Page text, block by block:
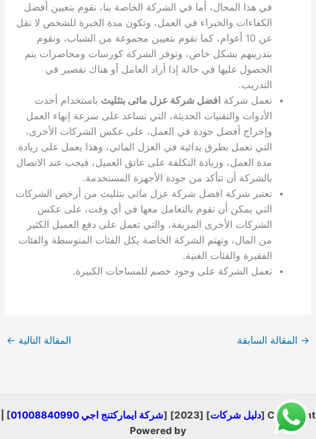
في هذا المجال، أما في الشركة الخاصة بنا، نقوم بتعيين أفضل
الكفاءات والخبراء في العمل، وتكون مدة الخبرة للشخص لا تقل
عن 10 أعوام، كما نقوم بتعيين مجموعة من الشباب، ونقوم
بتدريبهم بشكل خاص، وتوفر الشركة كورسات ومحاضرات يتم
الحصول عليها في حالة إذا أراد العامل أو هناك تقصير في
التدريب.
تعمل شركة افضل شركة عزل مائى بتثليث باستخدام أحدث
الأدوات والتقنيات الحديثة، التي تساعد على سرعة إنهاء العمل
وإخراج أفضل جودة في العمل، على عكس الشركات الأخرى،
التي تعمل بطرق بدائية في العزل المائي، وهذا يعمل على زيادة
مدة العمل، وزيادة التكلفة على عاتق العميل، فيجب عند الاتصال
بالشركة أن تتأكد من جودة الأجهزة المستخدمة.
تعتبر شركة افضل شركة عزل مائى بتثليث من أرخص الشركات
التي يمكن أن تقوم بالتعامل معها في أي وقت، على عكس
الشركات الأخرى المزيفة، والتي تعمل على دفع العميل الكثير
من المال، وتهتم الشركة الخاصة بكل الفئات المتوسطة والفئات
الفقيرة والفئات الغنية.
تعمل الشركة على وجود خصم للمساحات الكبيرة.
→ المقالة السابقة المقالة التالية ←
Copyright [ دليل شركات] [2023] [ شركة ايماركتنج اجي 01008840990
] |
Powered by